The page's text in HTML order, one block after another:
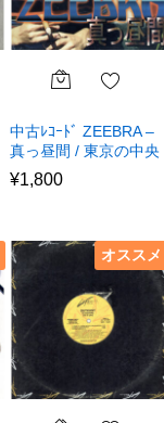
中古ﾚｺｰﾄﾞ ZEEBRA –
真っ昼間 / 東京の中央
¥1,800
オススメ